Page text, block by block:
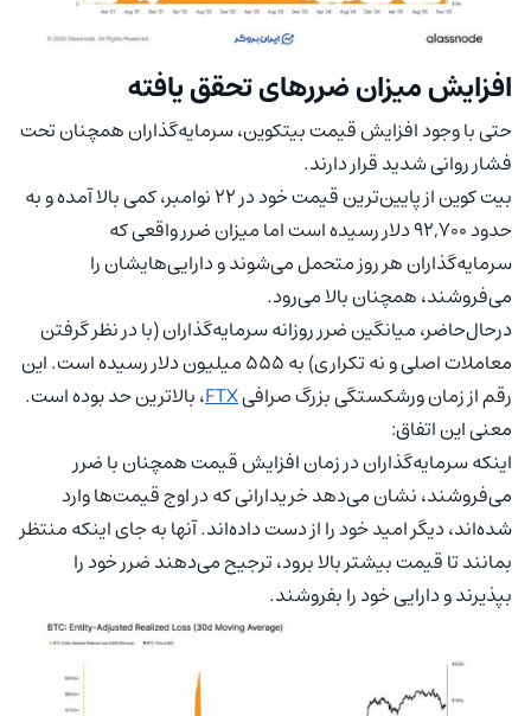
افزایش میزان ضررهای تحقق یافته
حتی با وجود افزایش قیمت بیتکوین، سرمایه‌گذاران همچنان تحت
فشار روانی شدید قرار دارند.
بیت کوین از پایین‌ترین قیمت خود در ۲۲ نوامبر، کمی بالا آمده و به
حدود ۹۲,۷۰۰ دلار رسیده است اما میزان ضرر واقعی که
سرمایه‌گذاران هر روز متحمل می‌شوند و دارایی‌هایشان را
می‌فروشند، همچنان بالا می‌رود.
درحال‌حاضر، میانگین ضرر روزانه سرمایه‌گذاران (با در نظر گرفتن
معاملات اصلی و نه تکراری) به ۵۵۵ میلیون دلار رسیده است. این
رقم از زمان ورشکستگی بزرگ صرافیFTX، بالاترین حد بوده است.
معنی این اتفاق:
اینکه سرمایه‌گذاران در زمان افزایش قیمت همچنان با ضرر
می‌فروشند، نشان می‌دهد خریدارانی که در اوج قیمت‌ها وارد
شده‌اند، دیگر امید خود را از دست داده‌اند. آنها به جای اینکه منتظر
بمانند تا قیمت بیشتر بالا برود، ترجیح می‌دهند ضرر خود را
بپذیرند و دارایی خود را بفروشند.